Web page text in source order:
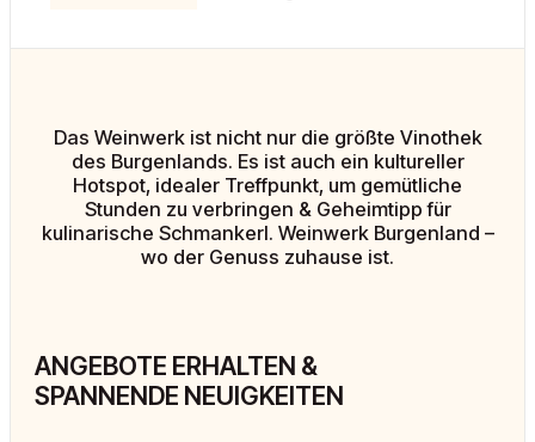
Das Weinwerk ist nicht nur die größte Vinothek
des Burgenlands. Es ist auch ein kultureller
Hotspot, idealer Treffpunkt, um gemütliche
Stunden zu verbringen & Geheimtipp für
kulinarische Schmankerl. Weinwerk Burgenland –
wo der Genuss zuhause ist.
ANGEBOTE ERHALTEN &
SPANNENDE NEUIGKEITEN